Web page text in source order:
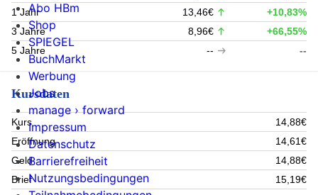
1 Jahr
13,46€
+10,83%
3 Jahre
8,96€
+66,55%
5 Jahre
-- --
Kursdaten
Kurs
14,88€
Eröffnung
14,61€
Geld
14,88€
Brief
15,19€
Abo HBm
Shop
SPIEGEL
BuchMarkt
Werbung
Jobs
manage › forward
Impressum
Datenschutz
Barrierefreiheit
Nutzungsbedingungen